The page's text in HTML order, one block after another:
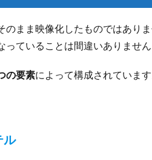
まま映像化したものではありま
っていることは間違いありません
の要素によって構成されています
ル